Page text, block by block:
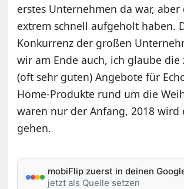
erstes Unternehmen da war,
extrem schnell aufgeholt haben.
Konkurrenz der großen
wir am Ende auch, ich glaube die
(oft sehr guten) Angebote für
Home-Produkte rund um die
waren nur der Anfang, 2018 wird
gehen.
mobiFlip zuerst in deinen
jetzt als Quelle setzen